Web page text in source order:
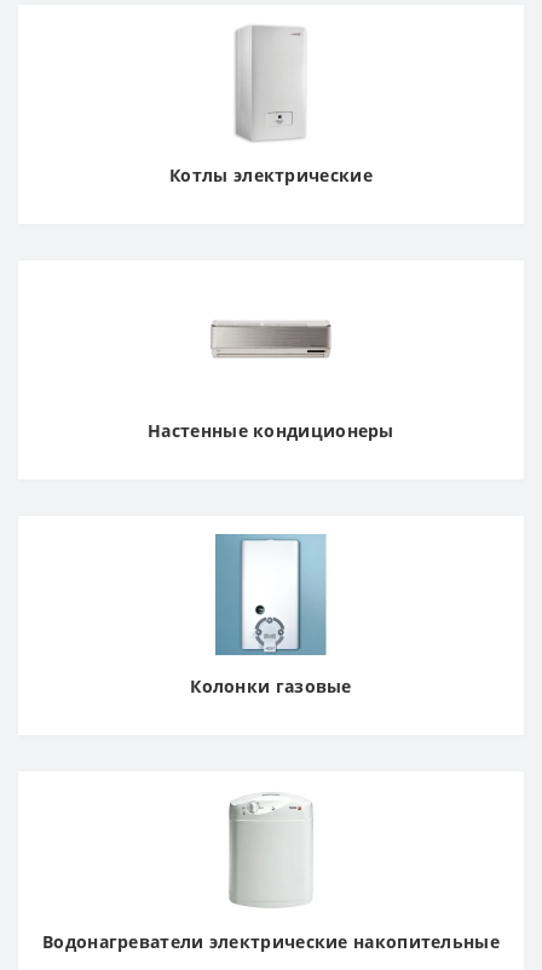
Котлы электрические
Настенные кондиционеры
Колонки газовые
Водонагреватели электрические накопительные